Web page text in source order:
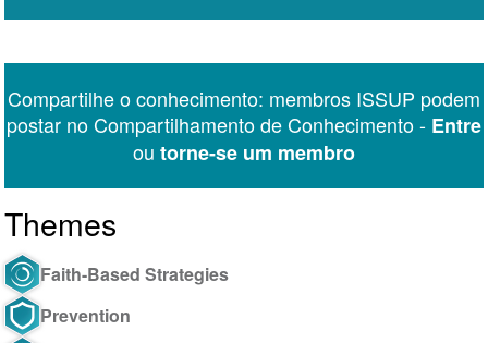
Compartilhe o conhecimento: membros ISSUP podem
postar no Compartilhamento de Conhecimento - Entre
ou torne-se um membro
Themes
Faith-Based Strategies
Prevention